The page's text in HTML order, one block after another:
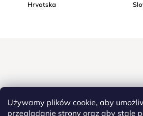
Używamy plików cookie, aby
przeglądanie strony oraz aby stale
Hrvatska